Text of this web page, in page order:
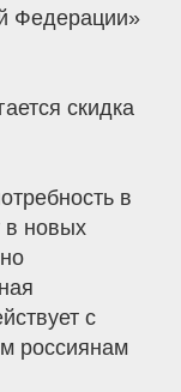
Федерации»
скидка
в
в новых
с
россиянам